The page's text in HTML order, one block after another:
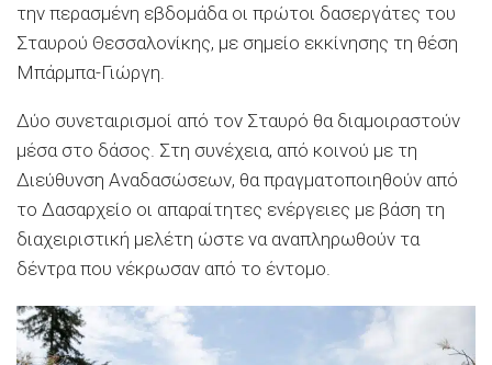
την περασμένη εβδομάδα οι πρώτοι δασεργάτες του
Σταυρού Θεσσαλονίκης, με σημείο εκκίνησης τη θέση
Μπάρμπα-Γιώργη.
Δύο συνεταιρισμοί από τον Σταυρό θα διαμοιραστούν
μέσα στο δάσος. Στη συνέχεια, από κοινού με τη
Διεύθυνση Αναδασώσεων, θα πραγματοποιηθούν από
το Δασαρχείο οι απαραίτητες ενέργειες με βάση τη
διαχειριστική μελέτη ώστε να αναπληρωθούν τα
δέντρα που νέκρωσαν από το έντομο.